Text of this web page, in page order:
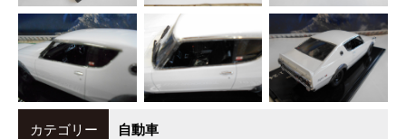
カテゴリー 自動車